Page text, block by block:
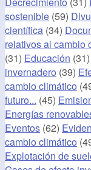
sostenible (59)
científica (34)
relativos al cambio
(31) Educación (31)
invernadero (39)
cambio climático
futuro... (45)
Energías
Eventos (62)
cambio climático
Explotación de